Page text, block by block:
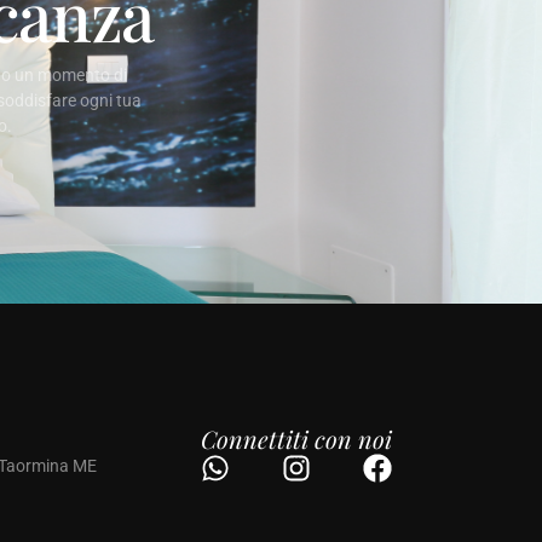
un momento di
ogni tua
ME
Connettiti con noi